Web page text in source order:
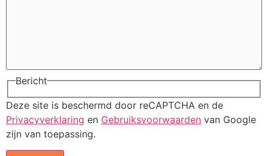
Bericht
Deze site is beschermd door reCAPTCHA en de
Privacyverklaring en Gebruiksvoorwaarden van Google
zijn van toepassing.